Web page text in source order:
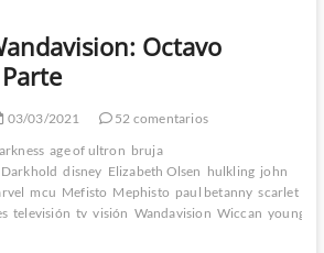
Octavo
03/03/2021
52 comentarios
age of ultron bruja
Darkhold disney Elizabeth Olsen hulkling john
mcu Mefisto Mephisto paul betanny scarlet
televisión tv visión Wandavision Wiccan young